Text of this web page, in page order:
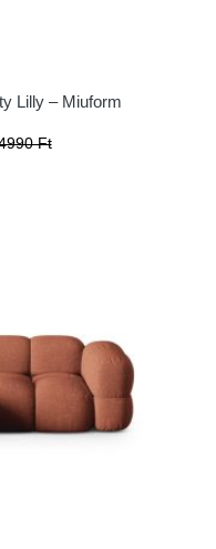
Lilly – Miuform
Ft